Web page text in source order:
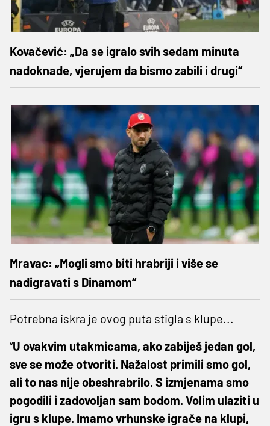
Kovačević: „Da se igralo svih sedam minuta
nadoknade, vjerujem da bismo zabili i drugi“
Mravac: „Mogli smo biti hrabriji i više se
nadigravati s Dinamom“
Potrebna iskra je ovog puta stigla s klupe...
“U ovakvim utakmicama, ako zabiješ jedan gol,
sve se može otvoriti. Nažalost primili smo gol,
ali to nas nije obeshrabrilo. S izmjenama smo
pogodili i zadovoljan sam bodom. Volim ulaziti u
igru s klupe. Imamo vrhunske igrače na klupi,